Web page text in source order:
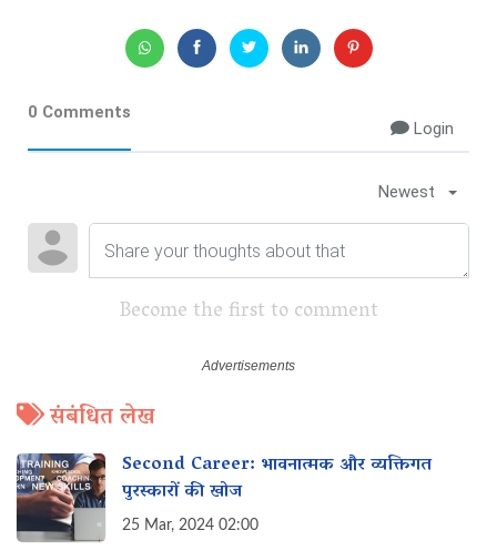
0 Comments
Login
Newest
Become the first to comment
संबंधित लेख
Second Career: भावनात्मक और व्यक्तिगत
पुरस्कारों की खोज
25 Mar, 2024 02:00